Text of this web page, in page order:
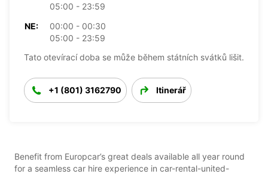
05:00 - 23:59
NE:
00:00 - 00:30
05:00 - 23:59
Tato otevírací doba se může během státních svátků lišit.
+1 (801) 3162790 Itinerář
Benefit from Europcar’s great deals available all year round
for a seamless car hire experience in car-rental-united-